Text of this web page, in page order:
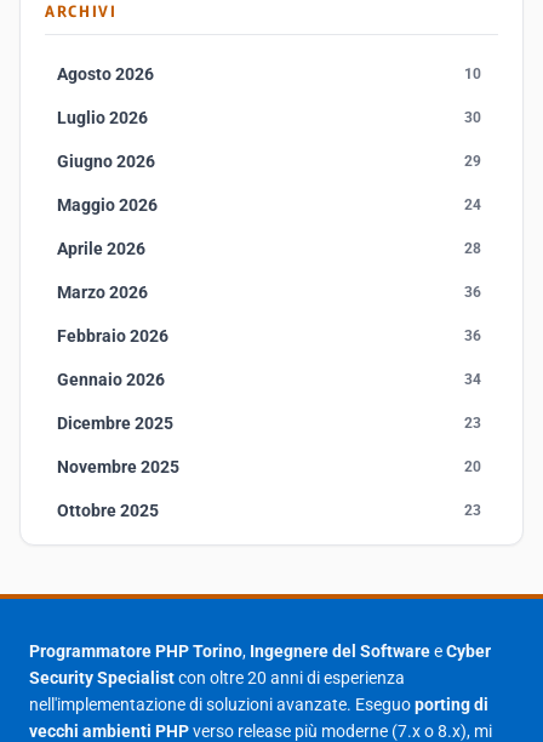
ARCHIVI
Agosto 2026 10
Luglio 2026 30
Giugno 2026 29
Maggio 2026 24
Aprile 2026 28
Marzo 2026 36
Febbraio 2026 36
Gennaio 2026 34
Dicembre 2025 23
Novembre 2025 20
Ottobre 2025 23
Agosto 2025 1
23
Giugno 2025
Maggio 2025 27
Programmatore PHP Torino, Ingegnere del SoftwareeCyber
Security Specialistcon oltre 20 anni di esperienza
nell'implementazione di soluzioni avanzate. Eseguoporting di
vecchi ambienti PHPverso release più moderne (7.x o 8.x), mi